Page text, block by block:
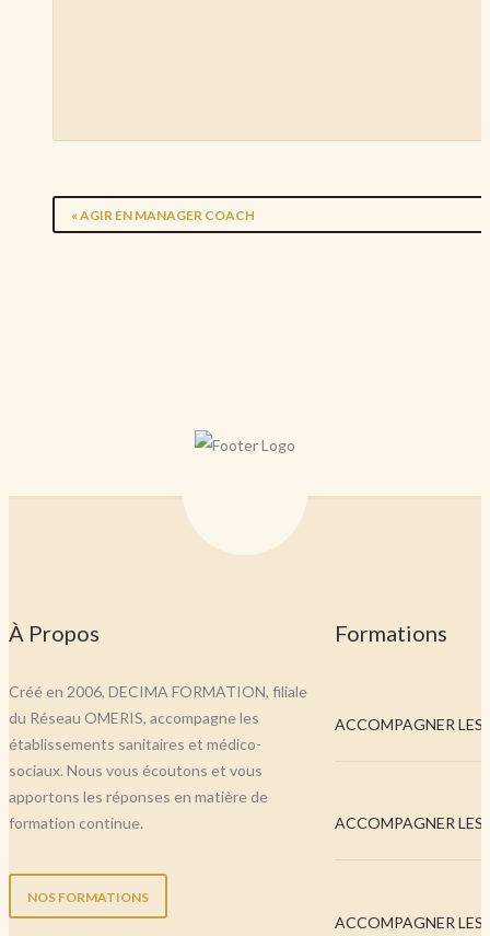
« AGIR EN MANAGER COACH
À Propos
Créé en 2006, DECIMA FORMATION, filiale
du Réseau OMERIS, accompagne les
établissements sanitaires et médico-
sociaux. Nous vous écoutons et vous
apportons les réponses en matière de
formation continue.
NOS FORMATIONS
Formations
ACCOMPAGNER
ACCOMPAGNER
ACCOMPAGNER